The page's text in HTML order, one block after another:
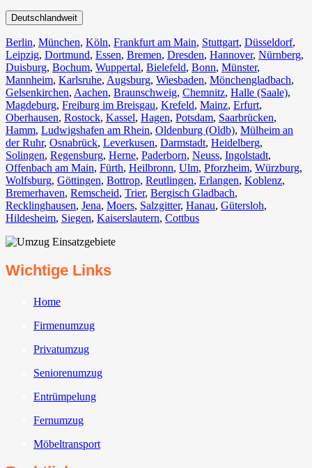
Deutschlandweit
Berlin⁠, München, Köln⁠, Frankfurt am Main, Stuttgart, Düsseldorf,
Leipzig, Dortmund, Essen, Bremen, Dresden, Hannover, Nürnberg,
Duisburg⁠, Bochum, Wuppertal⁠, Bielefeld⁠, Bonn⁠, Münster⁠,
Mannheim, Karlsruhe, Augsburg, Wiesbaden⁠, Mönchengladbach⁠,
Gelsenkirchen⁠, Aachen⁠, Braunschweig, Chemnitz⁠, Halle (Saale)⁠,
Magdeburg, Freiburg im Breisgau⁠, Krefeld⁠, Mainz⁠, Erfurt,
Oberhausen⁠, Rostock⁠, Kassel⁠, Hagen, Potsdam, Saarbrücken⁠,
Hamm, Ludwigshafen am Rhein⁠, Oldenburg (Oldb), Mülheim an
der Ruhr, Osnabrück⁠, Leverkusen, Darmstadt⁠, Heidelberg,
Solingen, Regensburg, Herne⁠, Paderborn, Neuss, Ingolstadt,
Offenbach am Main, Fürth⁠, Heilbronn, Ulm⁠, Pforzheim, Würzburg,
Wolfsburg⁠, Göttingen, Bottrop, Reutlingen, Erlangen⁠, Koblenz,
Bremerhaven⁠, Remscheid, Trier⁠, Bergisch Gladbach,
Recklinghausen, Jena⁠, Moers⁠, Salzgitter⁠, Hanau, Gütersloh,
Hildesheim⁠, Siegen⁠, Kaiserslautern⁠, Cottbus⁠
Wichtige Links
Home
Firmenumzug
Privatumzug
Seniorenumzug
Entrümpelung
Fernumzug
Möbeltransport